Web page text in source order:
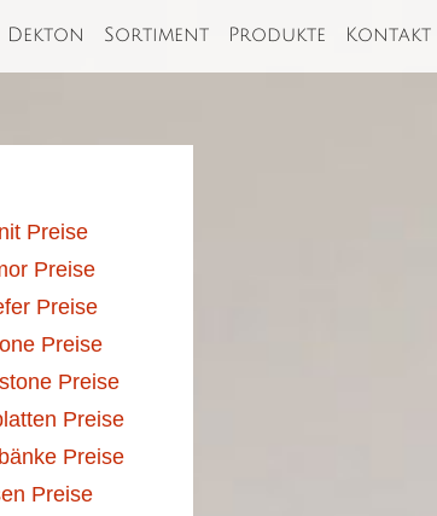
Dekton Sortiment Produkte Kontakt
Preise
Preise
Preise
Preise
Preise
Preise
Preise
Preise